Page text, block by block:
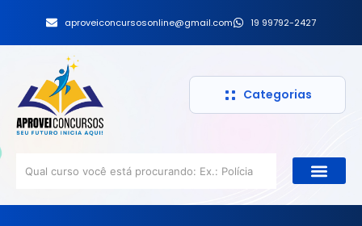
aproveiconcursosonline@gmail.com 19 99792-2427
Categorias